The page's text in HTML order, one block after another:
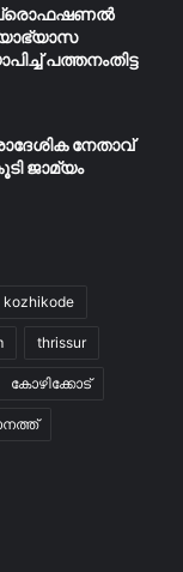
പ്രൊഫഷണൽ
പത്തനംതിട്ട
നേതാവ്
ജാമ്യം
kozhikode
thrissur
കോഴിക്കോട്